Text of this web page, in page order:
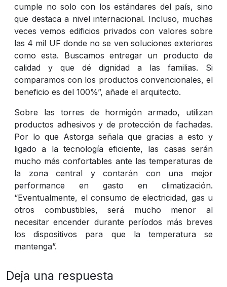
cumple no solo con los estándares del país, sino
que destaca a nivel internacional. Incluso, muchas
veces vemos edificios privados con valores sobre
las 4 mil UF donde no se ven soluciones exteriores
como esta. Buscamos entregar un producto de
calidad y que dé dignidad a las familias. Si
comparamos con los productos convencionales, el
beneficio es del 100%”, añade el arquitecto.
Sobre las torres de hormigón armado, utilizan
productos adhesivos y de protección de fachadas.
Por lo que Astorga señala que gracias a esto y
ligado a la tecnología eficiente, las casas serán
mucho más confortables ante las temperaturas de
la zona central y contarán con una mejor
performance en gasto en climatización.
“Eventualmente, el consumo de electricidad, gas u
otros combustibles, será mucho menor al
necesitar encender durante períodos más breves
los dispositivos para que la temperatura se
mantenga”.
Deja una respuesta